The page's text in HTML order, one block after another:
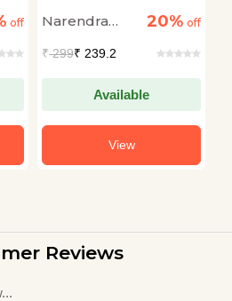
off
Narendra
20% off
₹299₹ 239.2
Available
View
Reviews